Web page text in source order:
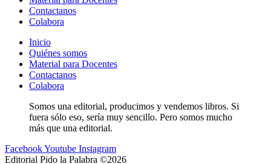
Contactanos
Colabora
Inicio
Quiénes somos
Material para Docentes
Contactanos
Colabora
Somos una editorial, producimos y vendemos libros. Si
fuera sólo eso, sería muy sencillo. Pero somos mucho
más que una editorial.
FacebookYoutube Instagram
Editorial Pido la Palabra ©2026